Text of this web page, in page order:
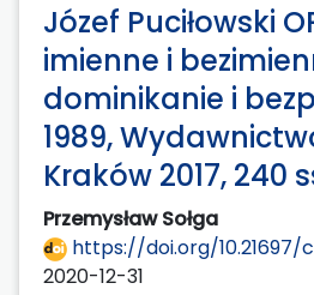
Józef Puciłowski
imienne i
dominikanie i
1989,
Kraków 2017, 240
Przemysław Sołga
https://doi.org/10.21697/
2020-12-31